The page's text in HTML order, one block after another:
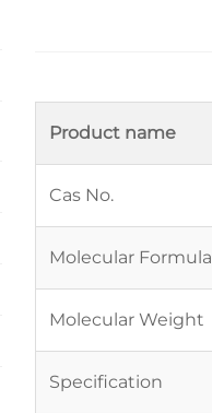
Product name
Cas No.
Molecular Formula
Molecular Weight
Specification